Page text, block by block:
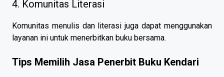
4. Komunitas Literasi
Komunitas menulis dan literasi juga dapat menggunakan
layanan ini untuk menerbitkan buku bersama.
Tips Memilih Jasa Penerbit Buku Kendari